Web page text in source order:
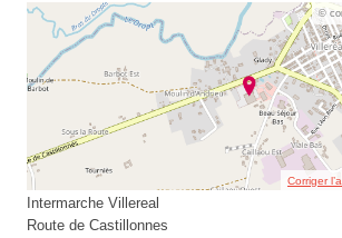
©
Corriger
Intermarche Villereal
Route de Castillonnes